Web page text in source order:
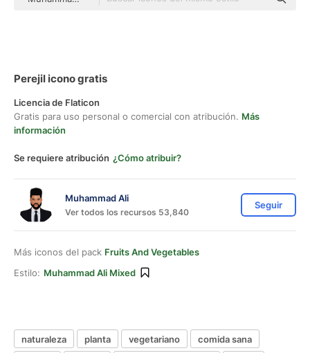
Perejil icono gratis
Licencia de Flaticon
Gratis para uso personal o comercial con atribución. Más
información
Se requiere atribución ¿Cómo atribuir?
Muhammad Ali
Ver todos los recursos 53,840
Seguir
Más iconos del pack Fruits And Vegetables
Estilo: Muhammad Ali Mixed
naturaleza planta vegetariano
comida sana